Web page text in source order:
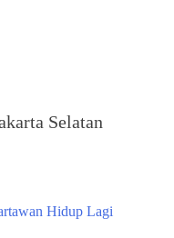
Selatan
Hidup Lagi